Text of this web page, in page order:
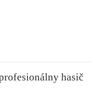
hasič